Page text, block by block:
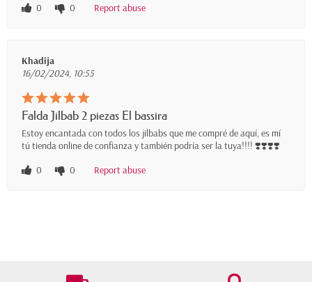
0
0 Report abuse
Khadija
16/02/2024, 10:55
Falda Jilbab 2 piezas El bassira
Estoy encantada con todos los jilbabs que me compré de aquí, es mí
tú tienda online de confianza y también podría ser la tuya!!!! ❣️❣️❣️❣️
0
0 Report abuse